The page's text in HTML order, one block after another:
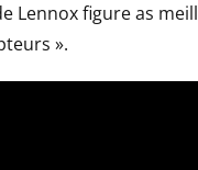
Lennox figure as
».